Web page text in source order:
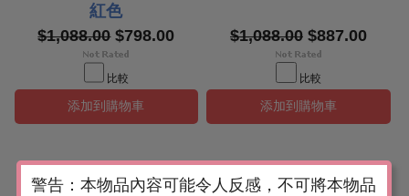
警告：本物品內容可能令人反感，不可將本物品
紅色
$1,088.00$798.00
比較
添加到購物車
$1,088.00$887.00
比較
添加到購物車